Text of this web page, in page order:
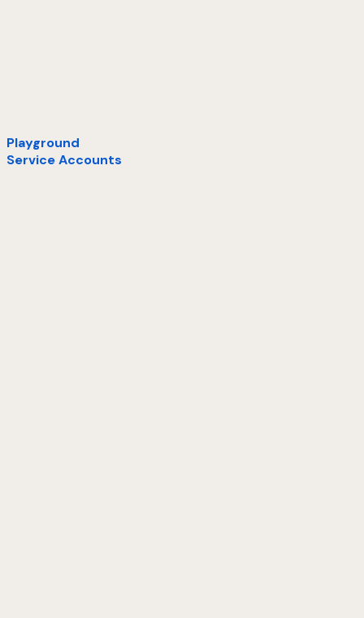
Playground
Service Accounts